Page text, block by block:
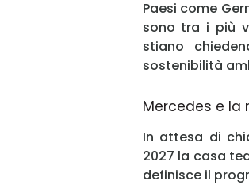
Paesi come
sono tra i più
stiano
sostenibilità
Mercedes e
In attesa di
2027 la casa
definisce il